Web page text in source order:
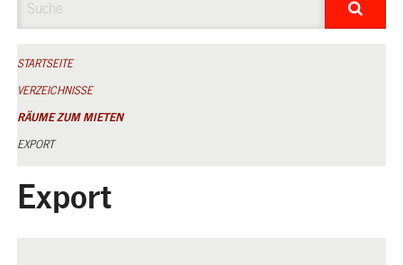
STARTSEITE
VERZEICHNISSE
RÄUME ZUM MIETEN
EXPORT
Export